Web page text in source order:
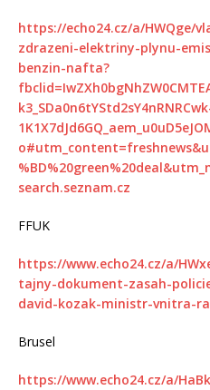
https://echo24.cz/a/HWQge/
zdrazeni-elektriny-plynu-
benzin-nafta?
search.seznam.cz
FFUK
https://www.echo24.cz/a/
tajny-dokument-zasah-
david-kozak-ministr-vnitra-
Brusel
https://www.echo24.cz/a/